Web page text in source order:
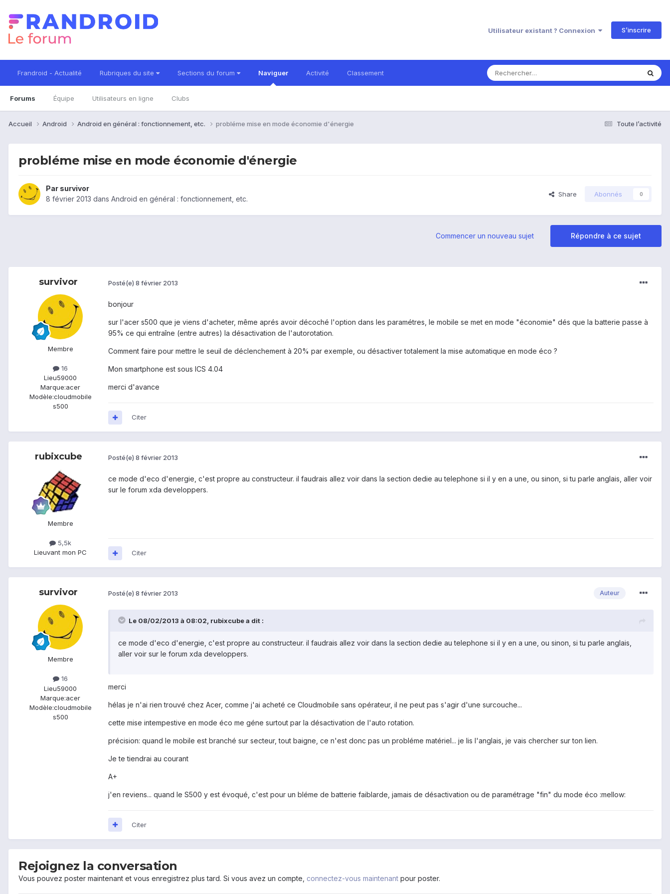
Utilisateur existant ? Connexion S’inscrire
Frandroid - Actualité Rubriques du site Sections du forum Naviguer
Forums Équipe Utilisateurs en ligne Clubs
Activité Classement
Toute l’activité
Accueil Android Android en général : fonctionnement, etc. probléme mise en mode économie d'énergie
probléme mise en mode économie d'énergie
Par survivor
8 février 2013 dans Android en général : fonctionnement, etc.
Share Abonnés 0
Répondre à ce sujet
Commencer un nouveau sujet
survivor
Membre
16
Lieu59000
Marque:acer
Modèle:cloudmobile
s500
Posté(e) 8 février 2013
bonjour
sur l'acer s500 que je viens d'acheter, même aprés avoir décoché l'option dans les paramétres, le mobile se met en mode "économie" dés que la batterie passe à
95% ce qui entraîne (entre autres) la désactivation de l'autorotation.
Comment faire pour mettre le seuil de déclenchement à 20% par exemple, ou désactiver totalement la mise automatique en mode éco ?
Mon smartphone est sous ICS 4.04
merci d'avance
Citer
rubixcube
Membre
5,5k
Lieuvant mon PC
Posté(e) 8 février 2013
ce mode d'eco d'energie, c'est propre au constructeur. il faudrais allez voir dans la section dedie au telephone si il y en a une, ou sinon, si tu parle anglais, aller voir
sur le forum xda developpers.
Citer
survivor
Membre
16
Lieu59000
Marque:acer
Modèle:cloudmobile
s500
Auteur
Posté(e) 8 février 2013
Le 08/02/2013 à 08:02, rubixcube a dit :
ce mode d'eco d'energie, c'est propre au constructeur. il faudrais allez voir dans la section dedie au telephone si il y en a une, ou sinon, si tu parle anglais,
aller voir sur le forum xda developpers.
merci
hélas je n'ai rien trouvé chez Acer, comme j'ai acheté ce Cloudmobile sans opérateur, il ne peut pas s'agir d'une surcouche...
cette mise intempestive en mode éco me géne surtout par la désactivation de l'auto rotation.
précision: quand le mobile est branché sur secteur, tout baigne, ce n'est donc pas un probléme matériel... je lis l'anglais, je vais chercher sur ton lien.
Je te tiendrai au courant
A+
j'en reviens... quand le S500 y est évoqué, c'est pour un bléme de batterie faiblarde, jamais de désactivation ou de paramétrage "fin" du mode éco :mellow:
Citer
Rejoignez la conversation
Vous pouvez poster maintenant et vous enregistrez plus tard. Si vous avez un compte, connectez-vous maintenant pour poster.